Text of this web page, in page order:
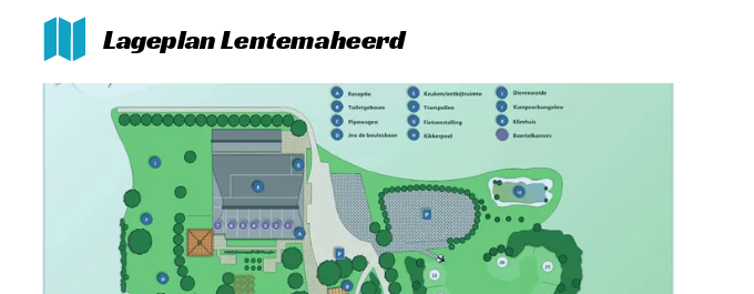
Lageplan Lentemaheerd